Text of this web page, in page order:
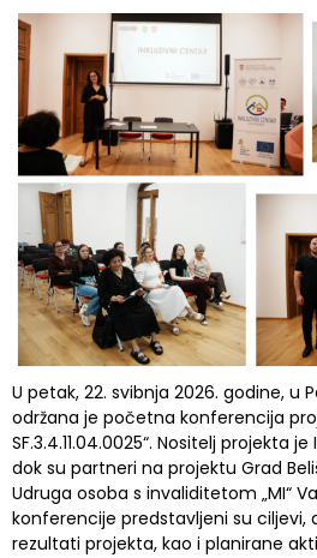
U petak, 22. svibnja 2026. godine, u
održana je početna konferencija
SF.3.4.11.04.0025“. Nositelj projekta
dok su partneri na projektu Grad
Udruga osoba s invaliditetom „MI“
konferencije predstavljeni su ciljevi,
rezultati projekta, kao i planirane